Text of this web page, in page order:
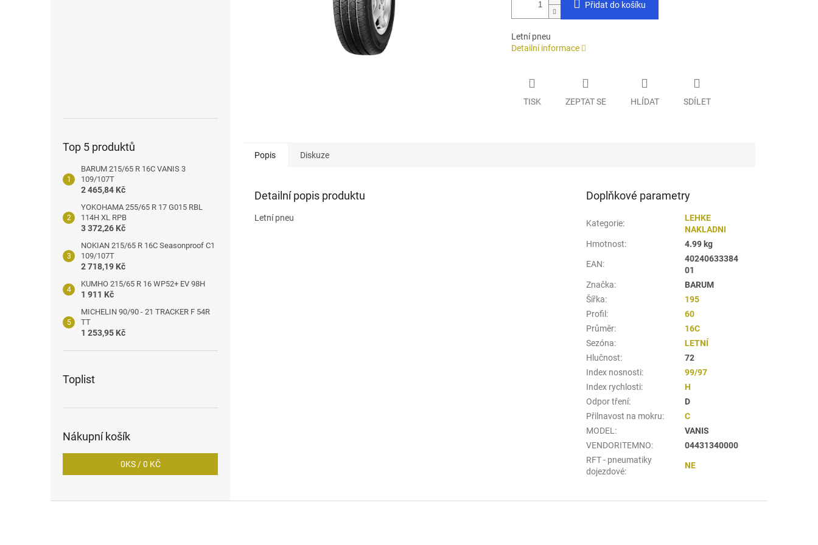
Top 5 produktů
BARUM 215/65 R 16C VANIS 3
109/107T
2 465,84 Kč
YOKOHAMA 255/65 R 17 G015 RBL
114H XL RPB
3 372,26 Kč
NOKIAN 215/65 R 16C Seasonproof C1
109/107T
2 718,19 Kč
KUMHO 215/65 R 16 WP52+ EV 98H
1 911 Kč
MICHELIN 90/90 - 21 TRACKER F 54R
TT
1 253,95 Kč
Toplist
Nákupní košík
0KS /0 KČ
Přidat do košíku
Letní pneu
Detailní informace
TISK ZEPTAT SE HLÍDAT SDÍLET
Popis Diskuze
Detailní popis produktu
Letní pneu
Doplňkové parametry
Kategorie:
LEHKE
NAKLADNI
Hmotnost: 4.99 kg
EAN:
40240633384
01
Značka:
BARUM
Šířka:
195
Profil :
60
Průměr:
16C
Sezóna:
LETNÍ
Hlučnost:
72
Index nosnosti:
99/97
Index rychlosti:
H
Odpor tření:
D
Přilnavost na mokru:
C
MODEL :
VANIS
VENDORITEMNO:
04431340000
RFT - pneumatiky
dojezdové:
NE